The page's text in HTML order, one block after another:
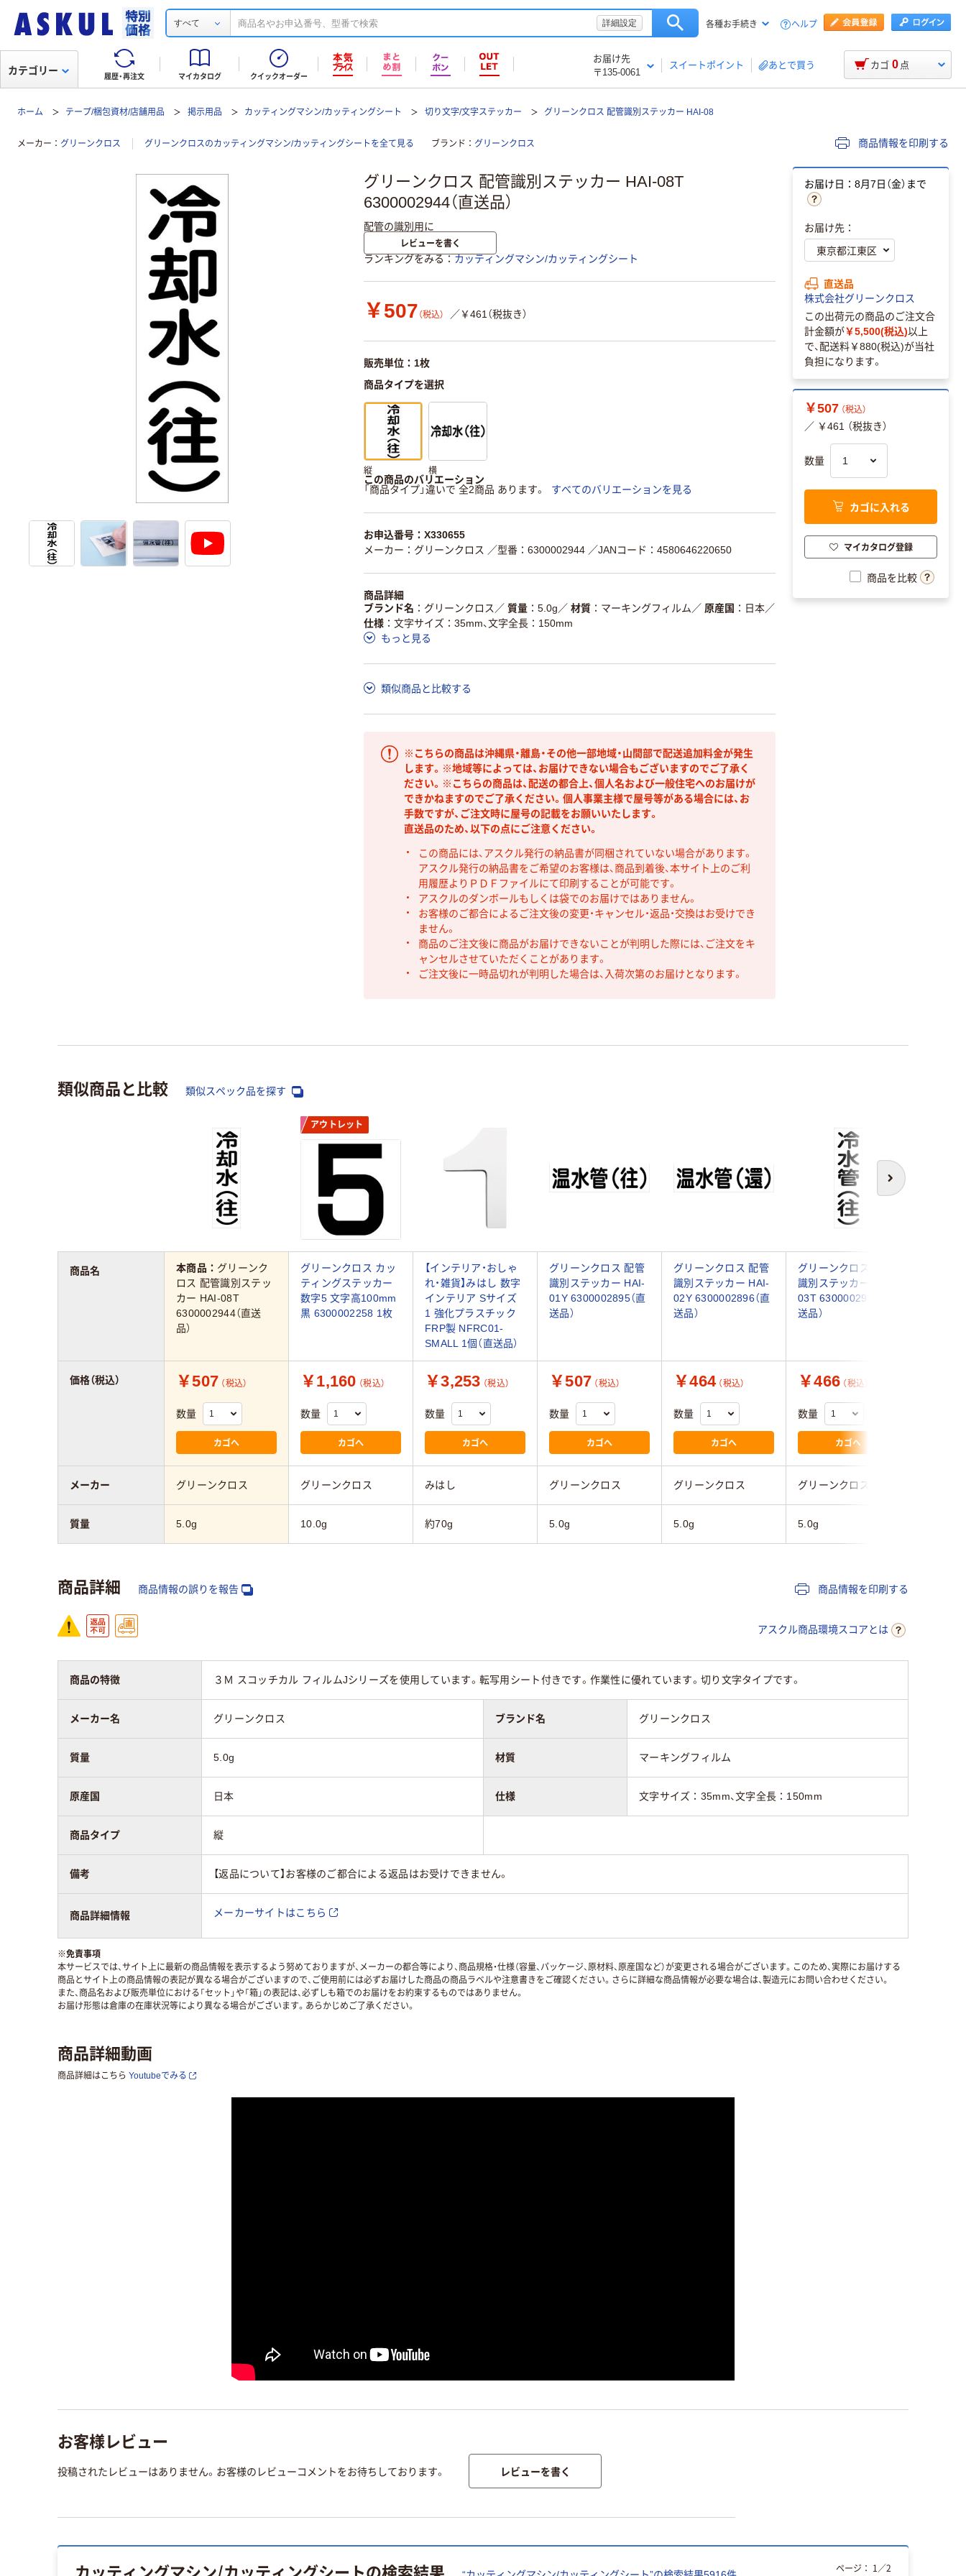
すべて 詳細設定 各種お手続き ヘルプ
履歴・再注文 マイカタログ クイックオーダー
お届け先
〒135-0061
スイートポイント あとで買う
カテゴリー カゴ 0 点
ホーム テープ/梱包資材/店舗用品 掲示用品 カッティングマシン/カッティングシート 切り文字/文字ステッカー グリーンクロス 配管識別ステッカー HAI-08
メーカー グリーンクロス グリーンクロスのカッティングマシン/カッティングシートを全て見る ブランド グリーンクロス 商品情報を印刷する
グリーンクロス 配管識別ステッカー HAI-08T
6300002944（直送品）
配管の識別用に
レビューを書く
ランキングをみる カッティングマシン/カッティングシート
￥507 （税込） ／￥461（税抜き）
販売単位：1枚
商品タイプを選択
縦 横
この商品のバリエーション
「商品タイプ」違いで 全2商品 あります。
すべてのバリエーションを見る
お申込番号：X330655
メーカー：グリーンクロス ／型番：6300002944 ／JANコード：4580646220650
商品詳細
ブランド名
グリーンクロス ／ 質量 5.0g ／ 材質 マーキングフィルム ／ 原産国 日本／
仕様
文字サイズ：35mm、文字全長：150mm
もっと見る
類似商品と比較する
※こちらの商品は沖縄県・離島・その他一部地域・山間部で配送追加料金が発生
します。※地域等によっては、お届けできない場合もございますのでご了承く
ださい。※こちらの商品は、配送の都合上、個人名および一般住宅へのお届けが
できかねますのでご了承ください。個人事業主様で屋号等がある場合には、お
手数ですが、ご注文時に屋号の記載をお願いいたします。
直送品のため、以下の点にご注意ください。
この商品には、アスクル発行の納品書が同梱されていない場合があります。
アスクル発行の納品書をご希望のお客様は、商品到着後、本サイト上のご利
用履歴よりＰＤＦファイルにて印刷することが可能です。
アスクルのダンボールもしくは袋でのお届けではありません。
お客様のご都合によるご注文後の変更・キャンセル・返品・交換はお受けでき
ません。
商品のご注文後に商品がお届けできないことが判明した際には、ご注文をキ
ャンセルさせていただくことがあります。
ご注文後に一時品切れが判明した場合は、入荷次第のお届けとなります。
お届け日：8月7日（金）まで
お届け先：
直送品
株式会社グリーンクロス
この出荷元の商品のご注文合
計金額が￥5,500(税込)以上
で、配送料￥880(税込)が当社
負担になります。
￥507 （税込）
／ ￥461 （税抜き）
数量
カゴに入れる
マイカタログ登録
商品を比較
類似商品と比較 類似スペック品を探す
次へ
アウトレット
本商品： グリーンク
ロス 配管識別ステッ
カー HAI-08T
6300002944（直送
品）
グリーンクロス カッ
ティングステッカー
数字5 文字高100mm
黒 6300002258 1枚
【インテリア・おしゃ
れ・雑貨】みはし 数字
インテリア Sサイズ
1 強化プラスチック
FRP製 NFRC01-
SMALL 1個（直送品）
グリーンクロス 配管
識別ステッカー HAI-
01Y 6300002895（直
送品）
グリーンクロス 配管
識別ステッカー HAI-
02Y 6300002896（直
送品）
グリーンクロス 配管
識別ステッカー HAI-
03T 6300002939（直
送品）
￥507 （税込）
数量
カゴへ
￥1,160 （税込）
数量
カゴへ
￥3,253 （税込）
数量
カゴへ
￥507 （税込）
数量
カゴへ
￥464 （税込）
数量
カゴへ
￥466 （税込）
数量
カゴへ
グリーンクロス グリーンクロス みはし グリーンクロス グリーンクロス グリーンクロス
5.0g 10.0g 約70g 5.0g 5.0g 5.0g
商品名
価格（税込）
メーカー
質量
商品詳細 商品情報の誤りを報告 商品情報を印刷する
アスクル商品環境スコアとは
商品の特徴 ３Ｍ スコッチカル フィルムJシリーズを使用しています。転写用シート付きです。作業性に優れています。切り文字タイプです。
メーカー名 グリーンクロス ブランド名 グリーンクロス
質量 5.0g 材質 マーキングフィルム
原産国 日本 仕様 文字サイズ：35mm、文字全長：150mm
商品タイプ 縦
備考 【返品について】お客様のご都合による返品はお受けできません。
商品詳細情報 メーカーサイトはこちら
※免責事項
本サービスでは、サイト上に最新の商品情報を表示するよう努めておりますが、メーカーの都合等により、商品規格・仕様（容量、パッケージ、原材料、原産国など）が変更される場合がございます。このため、実際にお届けする
商品とサイト上の商品情報の表記が異なる場合がございますので、ご使用前には必ずお届けした商品の商品ラベルや注意書きをご確認ください。さらに詳細な商品情報が必要な場合は、製造元にお問い合わせください。
また、商品名および販売単位における「セット」や「箱」の表記は、必ずしも箱でのお届けをお約束するものではありません。
お届け形態は倉庫の在庫状況等により異なる場合がございます。あらかじめご了承ください。
商品詳細動画
商品詳細はこちら Youtubeでみる
お客様レビュー
投稿されたレビューはありません。お客様のレビューコメントをお待ちしております。 レビューを書く
カッティングマシン/カッティングシートの検索結果 ページ： 1 ／2